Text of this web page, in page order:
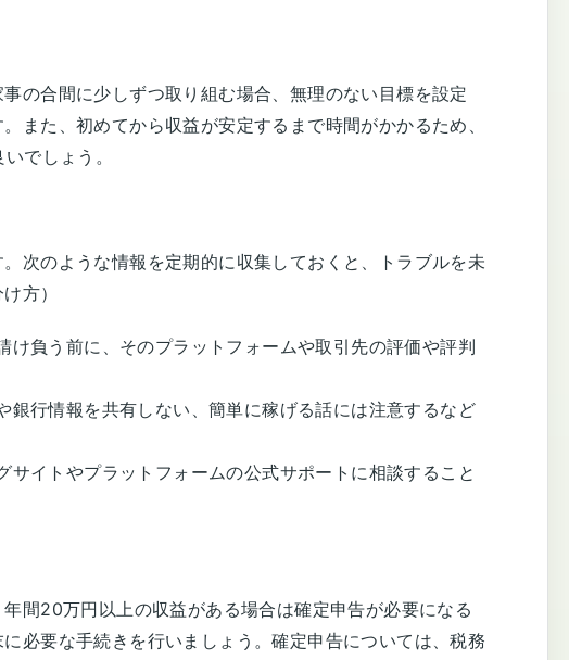
の合間に少しずつ取り組む場合、無理のない目標を設定
また、初めてから収益が安定するまで時間がかかるため、
でしょう。
次のような情報を定期的に収集しておくと、トラブルを未
け方）
け負う前に、そのプラットフォームや取引先の評価や評判
銀行情報を共有しない、簡単に稼げる話には注意するなど
サイトやプラットフォームの公式サポートに相談すること
間20万円以上の収益がある場合は確定申告が必要になる
必要な手続きを行いましょう。確定申告については、税務